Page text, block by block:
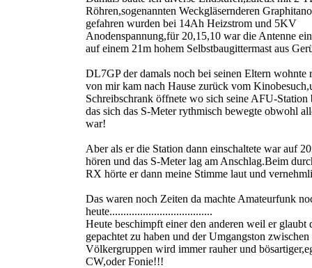
Röhren,sogenannten Weckgläsernderen
gefahren wurden bei 14Ah Heizstrom und 5KV
Anodenspannung,für 20,15,10 war die Antenne
auf einem 21m hohem Selbstbaugittermast aus
DL7GP der damals noch bei seinen Eltern wohnte
von mir kam nach Hause zurück vom
Schreibschrank öffnete wo sich seine AFU-Station
das sich das S-Meter rythmisch bewegte obwohl
war!
Aber als er die Station dann einschaltete war auf
hören und das S-Meter lag am Anschlag.Beim
RX hörte er dann meine Stimme laut und
Das waren noch Zeiten da machte Amateurfunk
heute.....................................
Heute beschimpft einer den anderen weil er glaubt
gepachtet zu haben und der Umgangston
Völkergruppen wird immer rauher und
CW,oder Fonie!!!